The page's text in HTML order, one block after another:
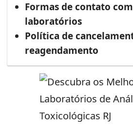
Formas de contato
laboratórios
Política de
reagendamento